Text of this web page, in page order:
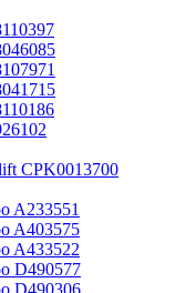
CPK0013700
A233551
A403575
A433522
D490577
D490306